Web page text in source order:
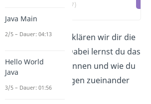
(00:17)
In diesem Beitrag erklären wir dir die
Dabei lernst du das
Konzept dahinter kennen und wie du
Klassen in Beziehungen zueinander
Java Main
2/5 – Dauer: 04:13
Hello World
Java
3/5 – Dauer: 01:56